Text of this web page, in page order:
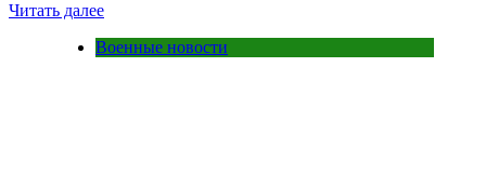
Читать далее
Военные новости